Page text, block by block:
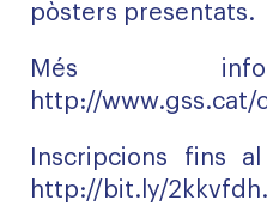
pòsters presentats.
Més
http://www.gss.cat/
Inscripcions fins
http://bit.ly/2kkvfdh.